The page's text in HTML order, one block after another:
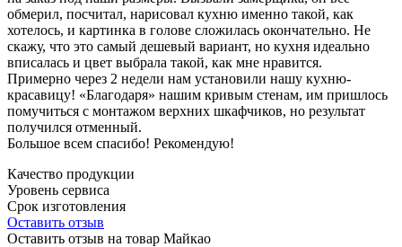
обмерил, посчитал, нарисовал кухню именно такой, как
хотелось, и картинка в голове сложилась окончательно. Не
скажу, что это самый дешевый вариант, но кухня идеально
вписалась и цвет выбрала такой, как мне нравится.
Примерно через 2 недели нам установили нашу кухню-
красавицу! «Благодаря» нашим кривым стенам, им пришлось
помучиться с монтажом верхних шкафчиков, но результат
получился отменный.
Большое всем спасибо! Рекомендую!
Качество продукции
Уровень сервиса
Срок изготовления
Оставить отзыв
Оставить отзыв на товар Майкао